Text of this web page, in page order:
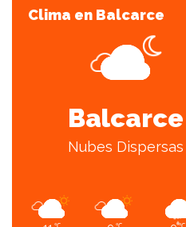
Clima en Balcarce
Balcarce
Nubes Dispersas